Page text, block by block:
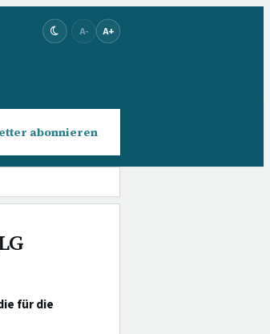
A- A+
abonnieren
für die